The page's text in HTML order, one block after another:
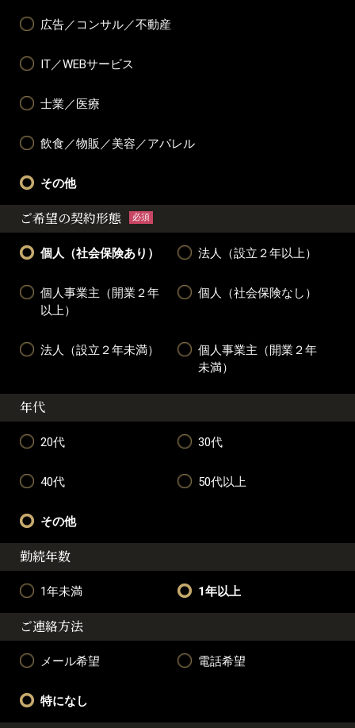
広告／コンサル／不動産
IT／WEBサービス
士業／医療
飲食／物販／美容／アパレル
その他
ご希望の契約形態 必須
個人（社会保険あり） 法人（設立２年以上）
個人事業主（開業２年
以上）
個人（社会保険なし）
法人（設立２年未満）
個人事業主（開業２年
未満）
年代
20代 30代
40代 50代以上
その他
勤続年数
1年未満 1年以上
ご連絡方法
メール希望 電話希望
特になし